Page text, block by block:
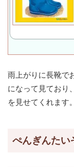
雨上がりに長靴で
になって見ており
を見せてくれます。
ぺんぎんたい